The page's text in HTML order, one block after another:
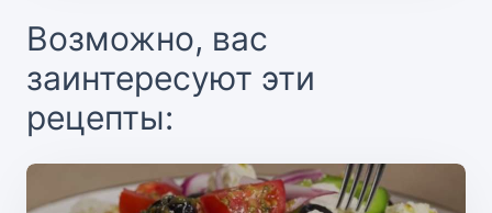
Возможно, вас
заинтересуют эти
рецепты: